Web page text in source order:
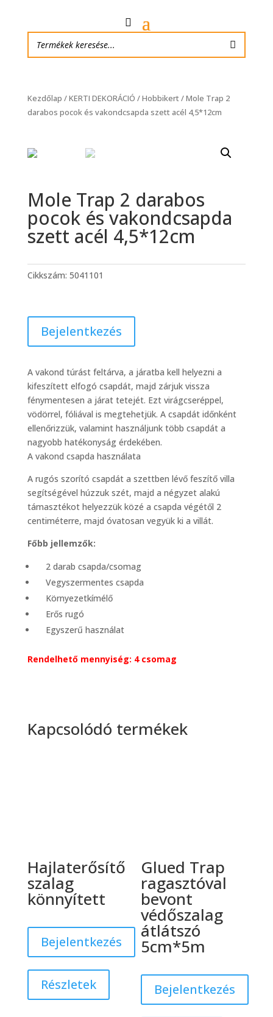
Kezdőlap /KERTI DEKORÁCIÓ /Hobbikert/ Mole Trap 2
darabos pocok és vakondcsapda szett acél 4,5*12cm
Mole Trap 2 darabos
pocok és vakondcsapda
szett acél 4,5*12cm
Cikkszám: 5041101
Bejelentkezés
A vakond túrást feltárva, a járatba kell helyezni a
kifeszített elfogó csapdát, majd zárjuk vissza
fénymentesen a járat tetejét. Ezt virágcseréppel,
vödörrel, fóliával is megtehetjük. A csapdát időnként
ellenőrizzük, valamint használjunk több csapdát a
nagyobb hatékonyság érdekében.
A vakond csapda használata
A rugós szorító csapdát a szettben lévő feszítő villa
segítségével húzzuk szét, majd a négyzet alakú
támasztékot helyezzük közé a csapda végétől 2
centiméterre, majd óvatosan vegyük ki a villát.
Főbb jellemzők:
2 darab csapda/csomag
Vegyszermentes csapda
Környezetkímélő
Erős rugó
Egyszerű használat
Rendelhető mennyiség: 4 csomag
Kapcsolódó termékek
Hajlaterősítő
szalag
könnyített
Bejelentkezés
Részletek
Glued Trap
ragasztóval
bevont
védőszalag
átlátszó
5cm*5m
Bejelentkezés